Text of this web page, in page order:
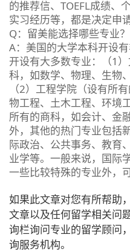
的推荐信、TOEFL成绩、
实习经历等，都是决定申
Q：留美能选择哪些专业？
A：美国的大学本科开设
开设有大多数专业：（1
科，如数学、物理、生物
（2）工程学院（设有所
物工程、土木工程、环境
所有的商科，如会计、金
外，其他的热门专业包括
际政治、公共事务、教育
业学等。一般来说，国际
一些比较特殊的专业外，
如果此文章对您有所帮助
文章以及任何留学相关问
询栏询问专业的留学顾问
询服务机构。